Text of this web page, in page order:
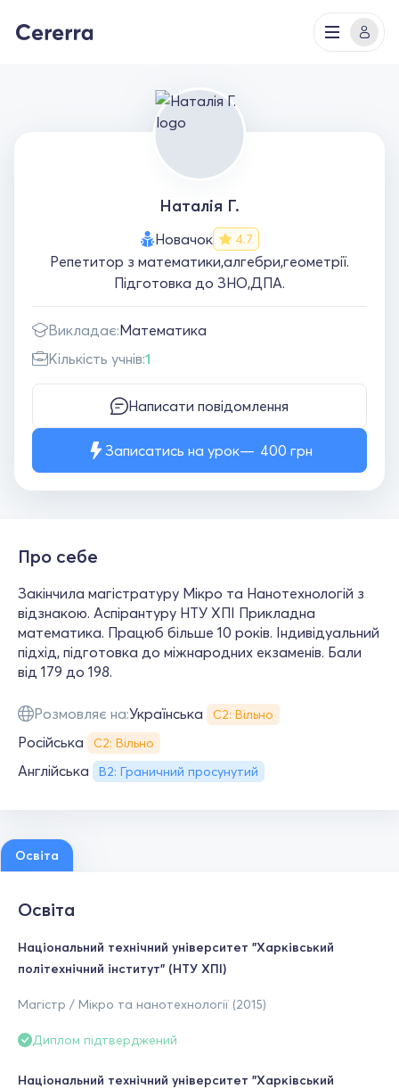
Наталія Г.
Новачок 4.7
Репетитор з математики,алгебри,геометрії.
Підготовка до ЗНО,ДПА.
Викладає:Математика
Кількість учнів:1
Написати повідомлення
Записатись на урок 400 грн
Про себе
Закінчила магістратуру Мікро та Нанотехнологій з
відзнакою. Аспірантуру НТУ ХПІ Прикладна
математика. Працюб більше 10 років. Індивідуальний
підхід, підготовка до міжнародних екзаменів. Бали
від 179 до 198.
Розмовляє на:Українська С2: Вільно
Російська С2: Вільно
Англійська B2: Граничний просунутий
Освіта
Освіта
Національний технічний університет "Харківський
політехнічний інститут" (НТУ ХПІ)
Магістр / Мікро та нанотехнології (2015)
Диплом підтверджений
Національний технічний університет "Харківський